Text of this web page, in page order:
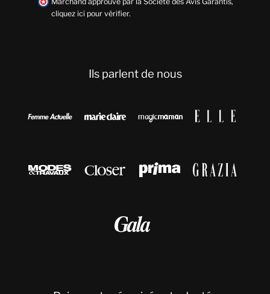
cliquez ici pour vérifier.
Ils parlent de nous
   
   
